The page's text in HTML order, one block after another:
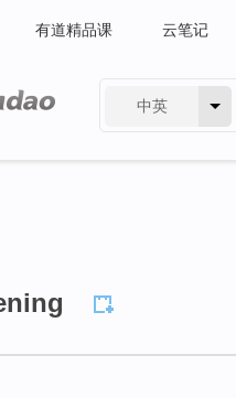
有道精品课 云笔记
中英